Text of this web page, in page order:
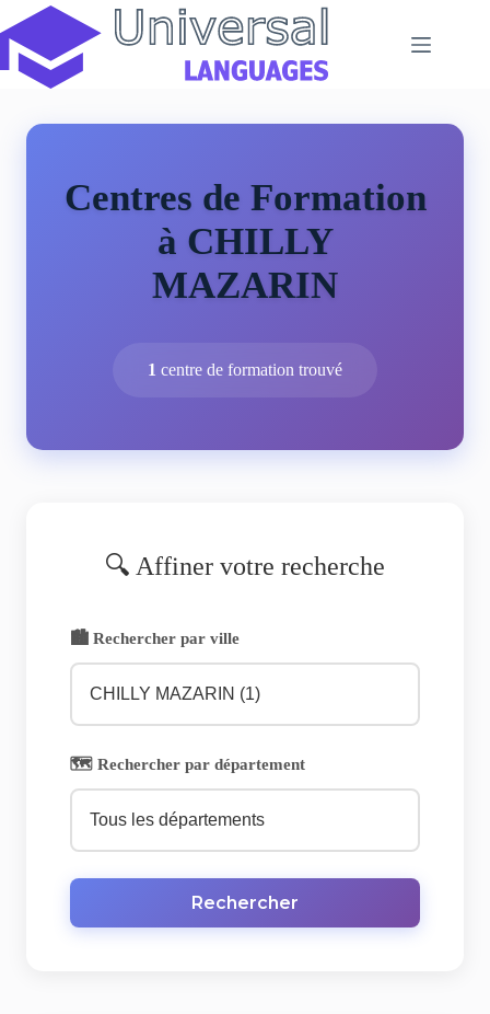
Passer
au
contenu
Centres de Formation
à CHILLY
MAZARIN
1 centre de formation trouvé
🔍 Affiner votre recherche
🏙️ Rechercher par ville
🗺️ Rechercher par département
Rechercher